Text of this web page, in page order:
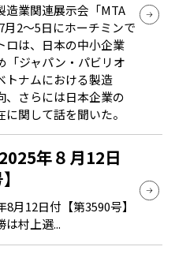
造業関連展示会「MTA
2～5日にホーチミンで
ロは、日本の中小企業
「ジャパン・パビリオ
トナムにおける製造
、さらには日本企業の
関して話を聞いた。
年８月12日
月12日付【第3590号】
村上選...